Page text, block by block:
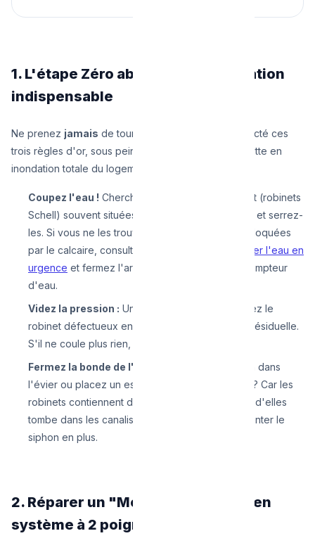
1. L'étape Zéro absolue : la préparation
indispensable
Ne prenez jamais de tournevis avant d'avoir respecté ces
trois règles d'or, sous peine de transformer une goutte en
inondation totale du logement :
Coupez l'eau ! Cherchez les mini-vannes d'arrêt (robinets
Schell) souvent situées sous le lavabo ou l'évier et serrez-
les. Si vous ne les trouvez pas, ou si elles sont bloquées
par le calcaire, consultez notre guide pour
couper l'eau en
urgence et fermez l'arrivée générale près du compteur
d'eau.
Videz la pression : Une fois l'eau fermée, ouvrez le
robinet défectueux en grand pour purger l'eau résiduelle.
S'il ne coule plus rien, l'opération est sécurisée.
Fermez la bonde de l'évier :
Mettez le bouchon dans
l'évier ou placez un essuie sur le trou. Pourquoi ? Car les
robinets contiennent des vis minuscules. Si l'une d'elles
tombe dans les canalisations, vous devrez démonter le
siphon en plus.
2. Réparer un "Mélangeur" (L'ancien
système à 2 poignées)